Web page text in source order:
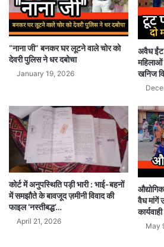
“नाना जी” बनकर घर लूटने वाले चोर को
देवरी पुलिस ने धर दबोचा
January 19, 2026
अवैध ईंट
महिलाओं
खनिज
कोर्ट में अनुपस्थिति पड़ी भारी : भाई-बहनों
में समझौते के बावजूद ज़मीनी विवाद की
फाइल ‘नस्तीबद्ध’…
April 21, 2026
वैध मांगें
May